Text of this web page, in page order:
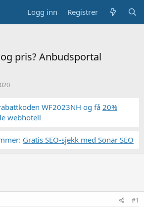
Logg inn Registrer
pris? Anbudsportal
WF2023NH og få 20%
webhotell
Gratis SEO-sjekk med Sonar SEO
#1